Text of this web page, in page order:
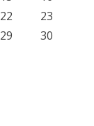
22
23
29
30